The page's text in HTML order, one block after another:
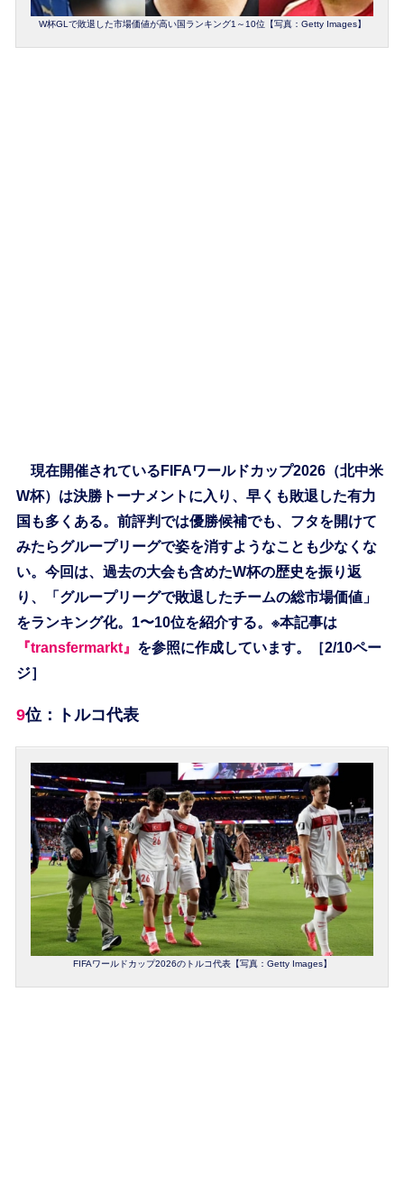
W杯GLで敗退した市場価値が高い国ランキング1～10位【写真：Getty Images】
現在開催されているFIFAワールドカップ2026（北中米
W杯）は決勝トーナメントに入り、早くも敗退した有力
国も多くある。前評判では優勝候補でも、フタを開けて
みたらグループリーグで姿を消すようなことも少なくな
い。今回は、過去の大会も含めたW杯の歴史を振り返
り、「グループリーグで敗退したチームの総市場価値」
をランキング化。1〜10位を紹介する。※本記事は
『transfermarkt』 を参照に作成しています。［2/10ペー
ジ］
9位：トルコ代表
FIFAワールドカップ2026のトルコ代表【写真：Getty Images】